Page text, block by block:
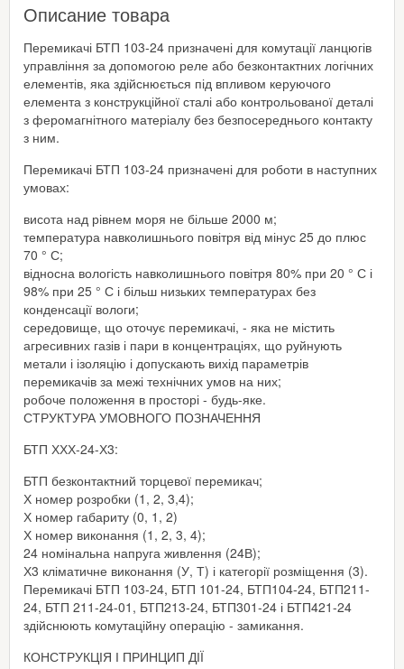
Описание товара
Перемикачі БТП 103-24 призначені для комутації ланцюгів
управління за допомогою реле або безконтактних логічних
елементів, яка здійснюється під впливом керуючого
елемента з конструкційної сталі або контрольованої деталі
з феромагнітного матеріалу без безпосереднього контакту
з ним.
Перемикачі БТП 103-24 призначені для роботи в наступних
умовах:
висота над рівнем моря не більше 2000 м;
температура навколишнього повітря від мінус 25 до плюс
70 ° С;
відносна вологість навколишнього повітря 80% при 20 ° С і
98% при 25 ° С і більш низьких температурах без
конденсації вологи;
середовище, що оточує перемикачі, - яка не містить
агресивних газів і пари в концентраціях, що руйнують
метали і ізоляцію і допускають вихід параметрів
перемикачів за межі технічних умов на них;
робоче положення в просторі - будь-яке.
СТРУКТУРА УМОВНОГО ПОЗНАЧЕННЯ
БТП ХХХ-24-Х3:
БТП безконтактний торцевої перемикач;
Х номер розробки (1, 2, 3,4);
Х номер габариту (0, 1, 2)
Х номер виконання (1, 2, 3, 4);
24 номінальна напруга живлення (24В);
Х3 кліматичне виконання (У, Т) і категорії розміщення (3).
Перемикачі БТП 103-24, БТП 101-24, БТП104-24, БТП211-
24, БТП 211-24-01, БТП213-24, БТП301-24 і БТП421-24
здійснюють комутаційну операцію - замикання.
КОНСТРУКЦІЯ І ПРИНЦИП ДІЇ